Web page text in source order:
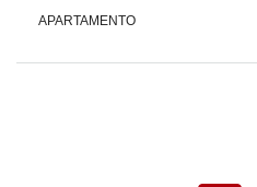
APARTAMENTO